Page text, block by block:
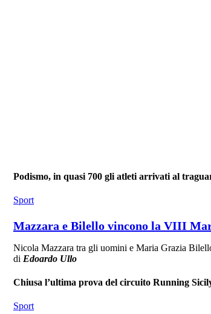
Podismo, in quasi 700 gli atleti arrivati al
Sport
Mazzara e Bilello vincono la VIII
Nicola Mazzara tra gli uomini e Maria Grazia
di Edoardo Ullo
Chiusa l’ultima prova del circuito Running
Sport